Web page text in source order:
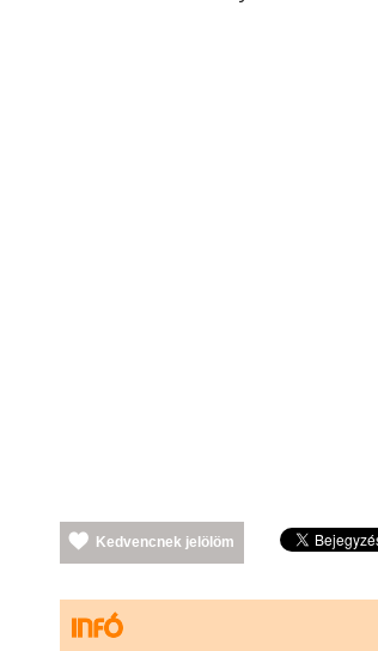
Kedvencnek jelölöm